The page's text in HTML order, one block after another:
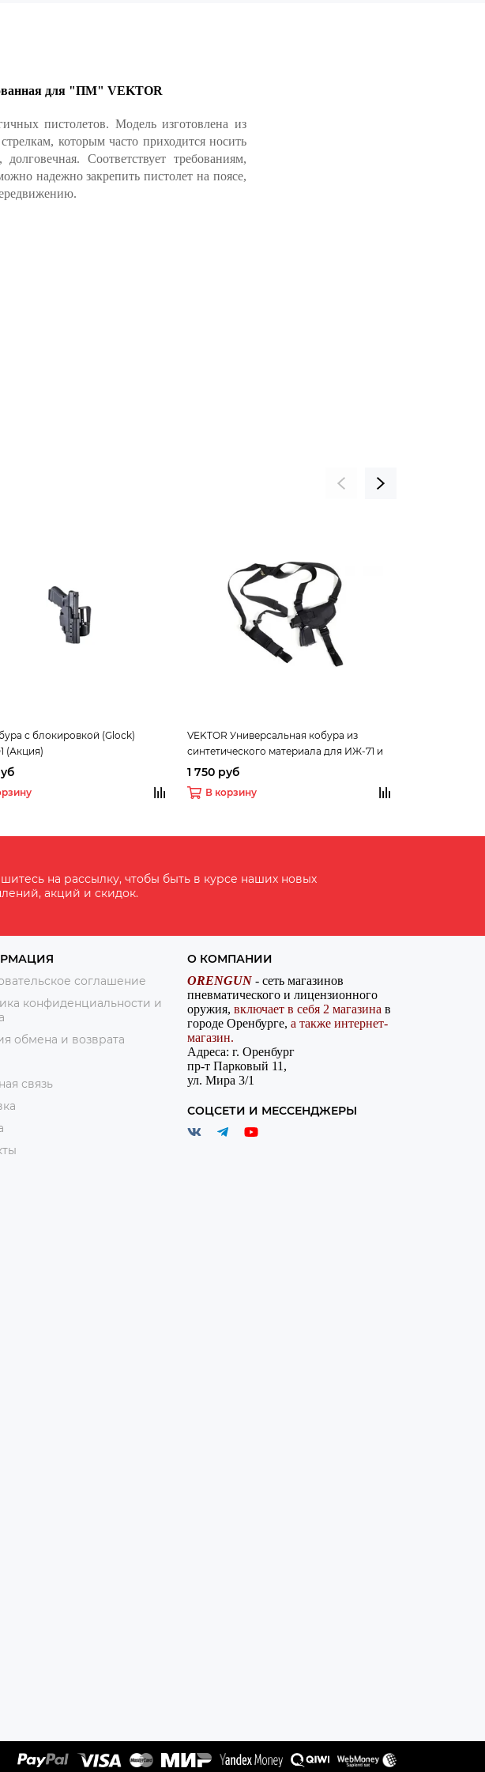
для "ПМ" VEKTOR
пистолетов. Модель изготовлена из
которым часто приходится носить
Соответствует требованиям,
надежно закрепить пистолет на поясе,
с блокировкой (Glock)
(Акция)
VEKTOR Универсальная кобура из
синтетического материала для ИЖ-71 и
аналогичных по размеру
1 750 руб
В корзину
на рассылку, чтобы быть в курсе наших новых
акций и скидок.
соглашение
конфиденциальности и
обмена и возврата
связь
О КОМПАНИИ
ORENGUN - сеть магазинов
пневматического и лицензионного
оружия, включает в себя 2 магазина в
городе Оренбурге, а также интернет-
магазин.
Адреса: г. Оренбург
пр-т Парковый 11,
ул. Мира 3/1
СОЦСЕТИ И МЕССЕНДЖЕРЫ